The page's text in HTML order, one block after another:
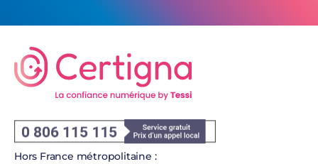
Hors France métropolitaine :